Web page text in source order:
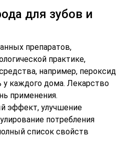
для зубов и
препаратов,
практике,
например, пероксид
у каждого дома. Лекарство
применения.
эффект, улучшение
потребления
список свойств